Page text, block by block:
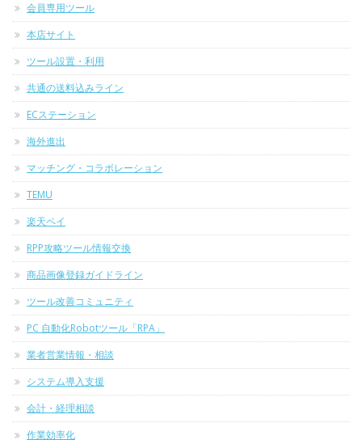
会員専用ツール
本店サイト
ツール設置・利用
共通の送料込みライン
ECステーション
海外進出
マッチング・コラボレーション
TEMU
楽天ペイ
RPP攻略ツール情報交換
商品画像登録ガイドライン
ツール改善コミュニティ
PC 自動化Robotツール「RPA」
業者営業情報・相談
システム導入支援
会計・経理相談
作業効率化